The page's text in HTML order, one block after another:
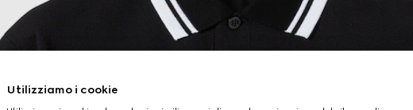
Utilizziamo i cookie